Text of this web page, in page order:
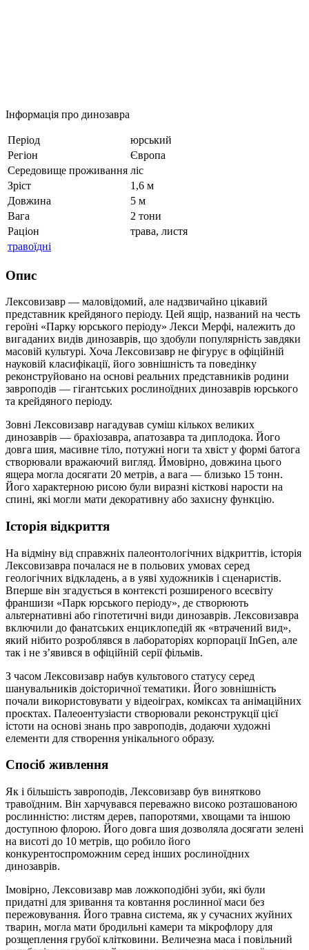
Інформація про динозавра
Період
юрський
Регіон
Європа
Середовище проживання ліс
Зріст
1,6 м
Довжина
5 м
Вага
2 тони
Раціон
трава, листя
травоїдні
Опис
Лексовизавр — маловідомий, але надзвичайно цікавий
представник крейдяного періоду. Цей ящір, названий на честь
героїні «Парку юрського періоду» Лекси Мерфі, належить до
вигаданих видів динозаврів, що здобули популярність завдяки
масовій культурі. Хоча Лексовизавр не фігурує в офіційній
науковій класифікації, його зовнішність та поведінку
реконструйовано на основі реальних представників родини
завроподів — гігантських рослиноїдних динозаврів юрського
та крейдяного періоду.
Зовні Лексовизавр нагадував суміш кількох великих
динозаврів — брахіозавра, апатозавра та диплодока. Його
довга шия, масивне тіло, потужні ноги та хвіст у формі батога
створювали вражаючий вигляд. Ймовірно, довжина цього
ящера могла досягати 20 метрів, а вага — близько 15 тонн.
Його характерною рисою були виразні кісткові нарости на
спині, які могли мати декоративну або захисну функцію.
Історія відкриття
На відміну від справжніх палеонтологічних відкриттів, історія
Лексовизавра почалася не в польових умовах серед
геологічних відкладень, а в уяві художників і сценаристів.
Вперше він згадується в контексті розширеного всесвіту
франшизи «Парк юрського періоду», де створюють
альтернативні або гіпотетичні види динозаврів. Лексовизавра
включили до фанатських енциклопедій як «втрачений вид»,
який нібито розроблявся в лабораторіях корпорації InGen, але
так і не з’явився в офіційній серії фільмів.
З часом Лексовизавр набув культового статусу серед
шанувальників доісторичної тематики. Його зовнішність
почали використовувати у відеоіграх, коміксах та анімаційних
проєктах. Палеоентузіасти створювали реконструкції цієї
істоти на основі знань про завроподів, додаючи художні
елементи для створення унікального образу.
Спосіб живлення
Як і більшість завроподів, Лексовизавр був винятково
травоїдним. Він харчувався переважно високо розташованою
рослинністю: листям дерев, папоротями, хвощами та іншою
доступною флорою. Його довга шия дозволяла досягати зелені
на висоті до 10 метрів, що робило його
конкурентоспроможним серед інших рослиноїдних
динозаврів.
Імовірно, Лексовизавр мав ложкоподібні зуби, які були
придатні для зривання та ковтання рослинної маси без
пережовування. Його травна система, як у сучасних жуйних
тварин, могла мати бродильні камери та мікрофлору для
розщеплення грубої клітковини. Величезна маса і повільний